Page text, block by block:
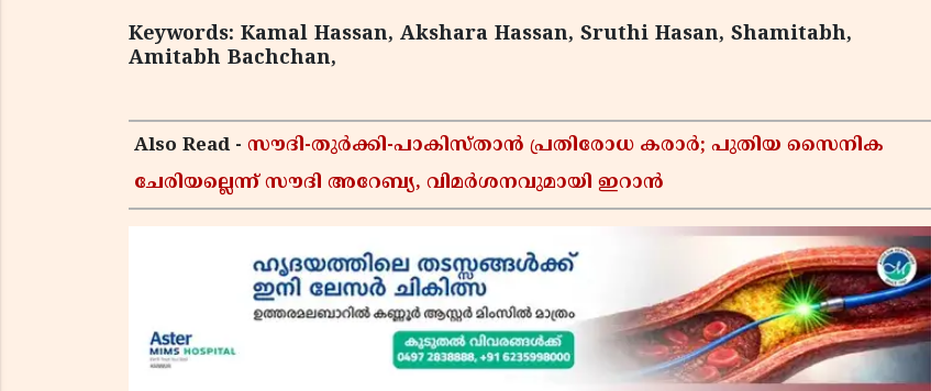
Keywords: Kamal Hassan, Akshara Hassan, Sruthi Hasan, Shamitabh,
Amitabh Bachchan,
Also Read - സൗദി-തുർക്കി-പാകിസ്താൻ പ്രതിരോധ കരാർ; പുതിയ സൈനിക
ചേരിയല്ലെന്ന് സൗദി അറേബ്യ, വിമർശനവുമായി ഇറാൻ